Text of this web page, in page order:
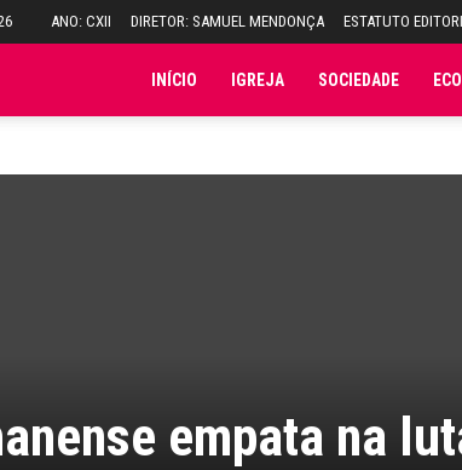
ANO: CXII DIRETOR: SAMUEL MENDONÇA ESTATUTO
INÍCIO IGREJA SOCIEDADE
empata na